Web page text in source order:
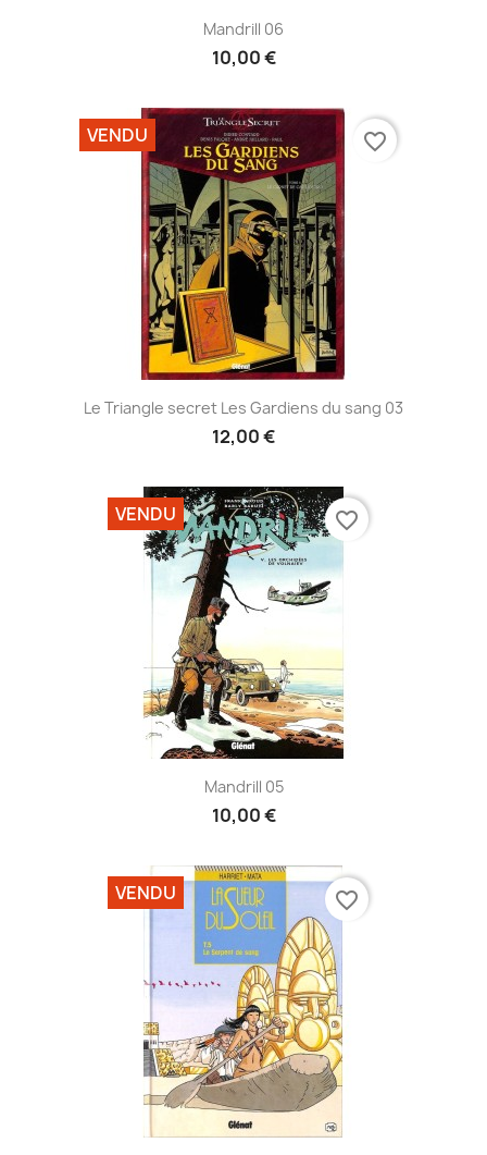
Mandrill 06
10,00 €
Le Triangle secret Les Gardiens du sang 03
12,00 €
VENDU favorite_border
Mandrill 05
10,00 €
VENDU favorite_border
VENDU favorite_border